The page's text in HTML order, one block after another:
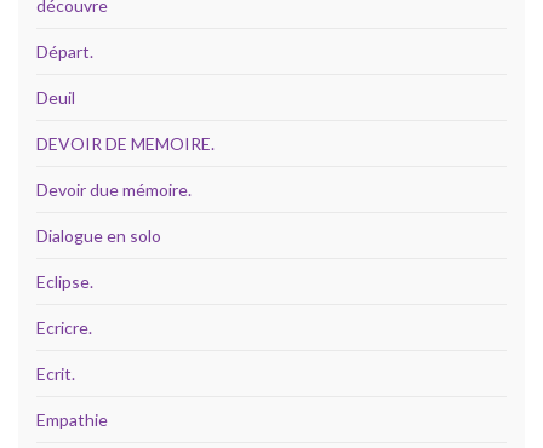
découvre
Départ.
Deuil
DEVOIR DE MEMOIRE.
Devoir due mémoire.
Dialogue en solo
Eclipse.
Ecricre.
Ecrit.
Empathie